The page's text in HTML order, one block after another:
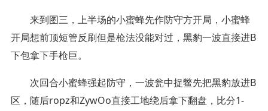
来到图三，上半场的小蜜蜂先作防守方开局，小蜜蜂
开局想前顶短管反刷但是枪法没能对过，黑豹一波直接进B
下包拿下手枪巨。
次回合小蜜蜂强起防守，一波瓮中捉鳖先把黑豹放进B
区，随后ropz和ZywOo直接工地绕后拿下翻盘，比分1-